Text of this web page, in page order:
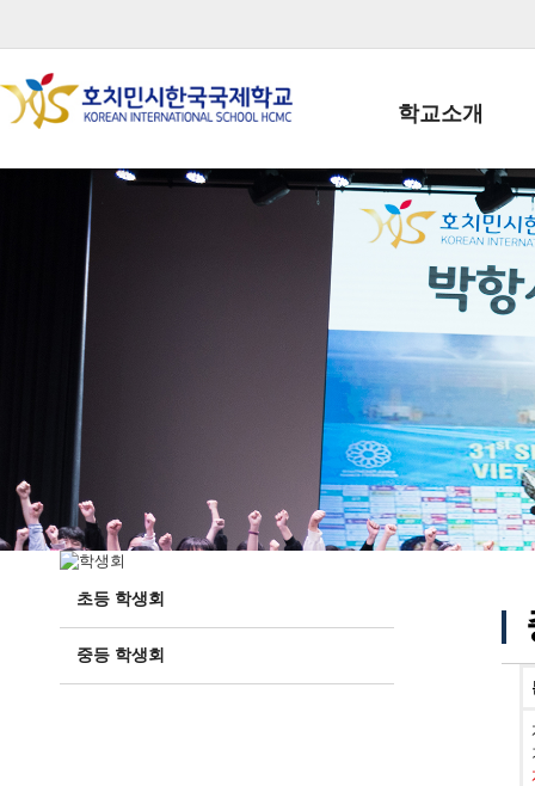
학교소개
학교장인사말
학생회장인사말
학교상징
학교 CI
교직원현황
학생현황
위치/전화
전경사진
초등 학생회
중등 학생회